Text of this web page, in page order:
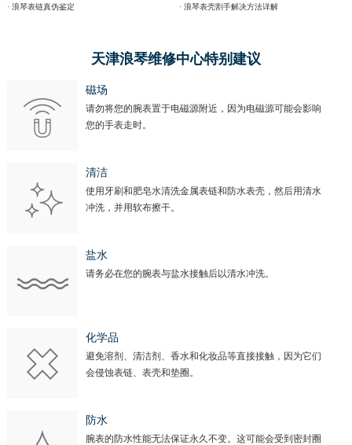
· 浪琴表链真伪鉴定 · 浪琴表壳割手解决方法详解
天津浪琴维修中心特别建议
磁场
请勿将您的腕表置于电磁源附近，因为电磁源可能会影响
您的手表走时。
清洁
使用牙刷和肥皂水清洗金属表链和防水表壳，然后用清水
冲洗，并用软布擦干。
盐水
请务必在您的腕表与盐水接触后以清水冲洗。
化学品
避免溶剂、清洁剂、香水和化妆品等直接接触，因为它们
会侵蚀表链、表壳和垫圈。
防水
腕表的防水性能无法保证永久不变。这可能会受到密封圈